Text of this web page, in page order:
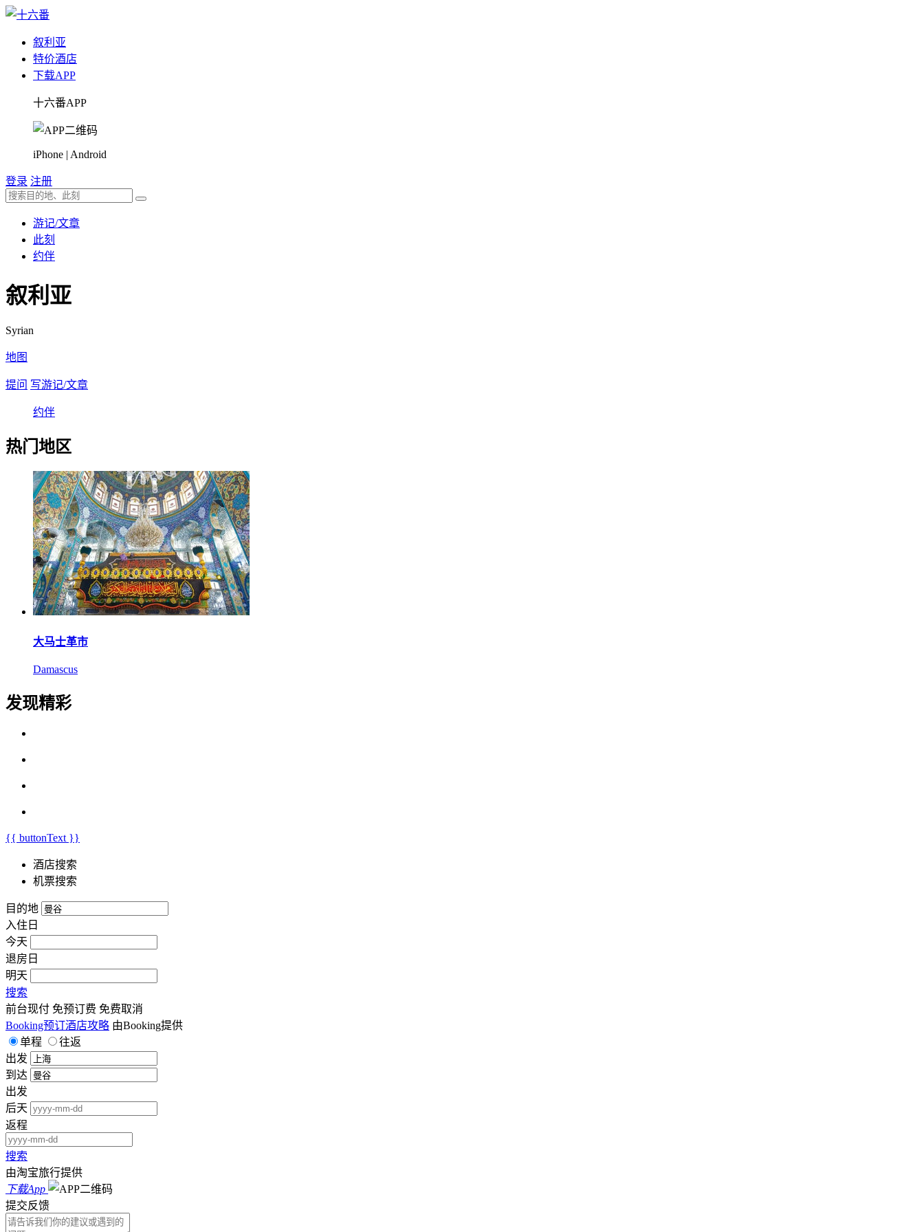
叙利亚
特价酒店
下载APP
十六番APP
iPhone | Android
登录 注册
游记/文章
此刻
约伴
叙利亚
Syrian
地图
提问 写游记/文章
约伴
热门地区
大马士革市
Damascus
发现精彩
{{ buttonText }}
酒店搜索
机票搜索
目的地
入住日
今天
退房日
明天
搜索
前台现付 免预订费 免费取消
Booking预订酒店攻略 由Booking提供
单程
往返
出发
到达
出发
后天
返程
搜索
由淘宝旅行提供
下载App
提交反馈